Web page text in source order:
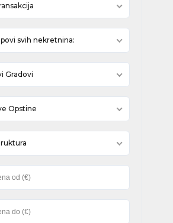
svih nekretnina:
Gradovi
Opstine